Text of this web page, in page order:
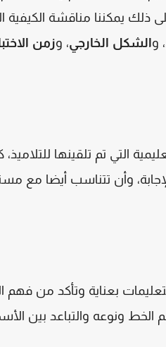
ذلك يمكننا مناقشة الكيفية
، والشكل الخارجي، وزمن
التي تم تلقينها
وأن تتناسب أيضا مع
بعناية وتأكد من فهم
الخط ونوعه والتباعد بين